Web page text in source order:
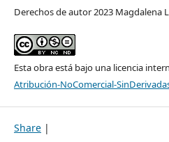
Derechos de autor 2023 Magdalena
Esta obra está bajo una licencia
Atribución-NoComercial-
Share |